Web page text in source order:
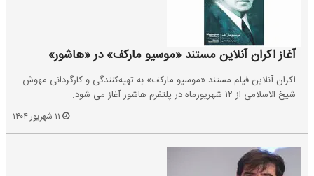
آغاز اکران آنلاین مستند «موسیو مارکف» در «هاشور»
اکران آنلاین فیلم مستند «موسیو مارکف» به تهیه‌کنندگی و کارگردانی مهوش
شیخ الاسلامی از ۱۲ شهریورماه در پلتفرم هاشور آغاز می شود.